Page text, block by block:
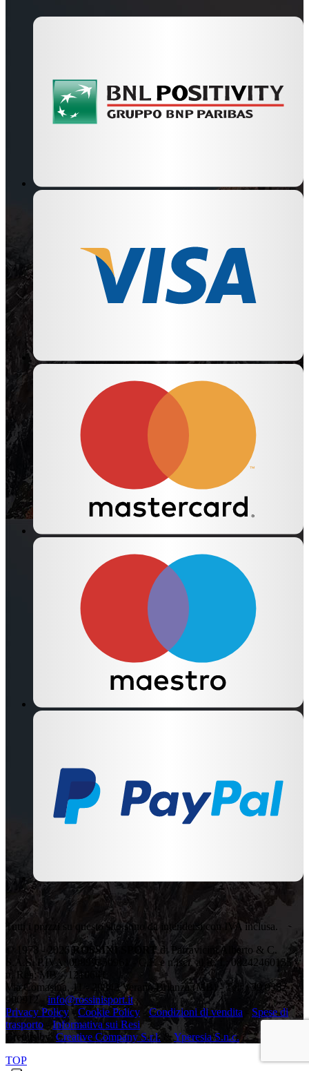
Tutti i prezzi su questo sito sono da intendersi con IVA inclusa.
© 1978 - 2026ROSSINI SPORT di Parravicini Alberto & C.
S.A.S. P.IVA: 00899350961 - C.F. e n.iscr. al R. I.: 08242460155 -
n. Rea: MB – 1210641
Via Comasina, 11 - 20843 Verano Brianza (MB) - Tel: +39 0362
900912 - info@rossinisport.it
Privacy Policy -Cookie Policy -Condizioni di vendita
Spese di
trasporto - Informativa sui Resi
Credits by: Creative Company S.r.l. &Yperesia S.n.c.
TOP